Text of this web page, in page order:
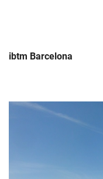
ibtm Barcelona